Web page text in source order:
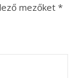
mezőket *